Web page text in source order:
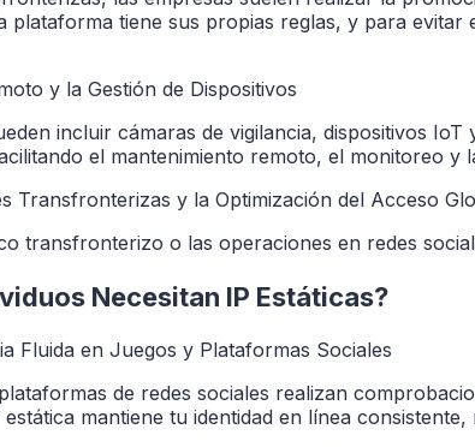
plataforma tiene sus propias reglas, y para
y la Gestión de Dispositivos
incluir cámaras de vigilancia, dispositivos
el mantenimiento remoto, el monitoreo y
Transfronterizas y la Optimización del Acceso
transfronterizo o las operaciones en redes
Necesitan IP Estáticas?
Fluida en Juegos y Plataformas Sociales
de redes sociales realizan
mantiene tu identidad en línea